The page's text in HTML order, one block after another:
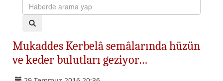
Mukaddes Kerbelâ semâlarında hüzün
ve keder bulutları geziyor…